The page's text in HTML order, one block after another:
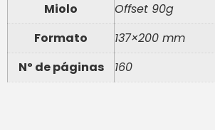
Miolo
Offset 90g
Formato
137×200 mm
Nº de páginas
160